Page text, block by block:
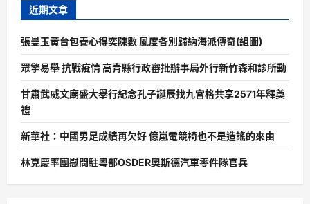
近期文章
張曼玉黃台包養心得奕陳數 風度各別歸納海派傳奇(組圖)
眾擎易舉 抗戰疫情 高青縣行政審批辦事局外行新竹森和診所動
甘肅武威文廟盛大舉行紀念孔子誕辰找九宮格共享2571年釋奠
禮
新華社：中國男足成績再欠好 億嵐電競椅也不是造謠的來由
林克慶率團慰問駐粵部OSDER奧斯德汽車零件隊官兵